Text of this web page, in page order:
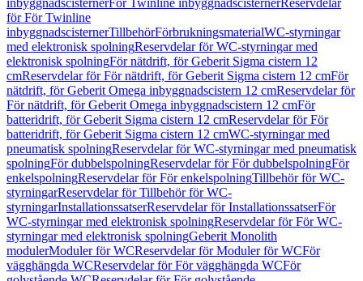
inbyggnadscisternerFör Twinline inbyggnadscisternerReservdelar
för För Twinline
inbyggnadscisternerTillbehörFörbrukningsmaterialWC-styrningar
med elektronisk spolningReservdelar för WC-styrningar med
elektronisk spolningFör nätdrift, för Geberit Sigma cistern 12
cmReservdelar för För nätdrift, för Geberit Sigma cistern 12 cmFör
nätdrift, för Geberit Omega inbyggnadscistern 12 cmReservdelar för
För nätdrift, för Geberit Omega inbyggnadscistern 12 cmFör
batteridrift, för Geberit Sigma cistern 12 cmReservdelar för För
batteridrift, för Geberit Sigma cistern 12 cmWC-styrningar med
pneumatisk spolningReservdelar för WC-styrningar med pneumatisk
spolningFör dubbelspolningReservdelar för För dubbelspolningFör
enkelspolningReservdelar för För enkelspolningTillbehör för WC-
styrningarReservdelar för Tillbehör för WC-
styrningarInstallationssatserReservdelar för InstallationssatserFör
WC-styrningar med elektronisk spolningReservdelar för För WC-
styrningar med elektronisk spolningGeberit Monolith
modulerModuler för WCReservdelar för Moduler för WCFör
vägghängda WCReservdelar för För vägghängda WCFör